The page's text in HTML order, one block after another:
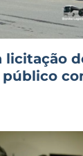
licitação